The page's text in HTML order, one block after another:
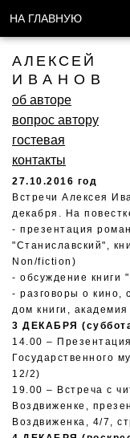
НА ГЛАВНУЮ
АЛЕКСЕЙ
ИВАНОВ
об авторе
вопрос автору
гостевая
контакты
27.10.2016 год
Встречи Алексея
декабря. На
- презентация
"Станиславский",
Non/fiction)
- обсуждение
- разговоры о кино,
дом книги,
3 ДЕКАБРЯ
14.00 –
Государственного
12/2)
19.00 – Встреча с
Воздвиженке,
Воздвиженка, 4/7,